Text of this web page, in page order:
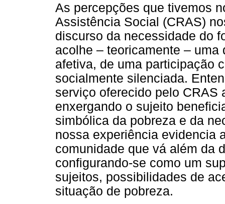
As percepções que tivemos
Assistência Social (CRAS)
discurso da necessidade do
acolhe – teoricamente –
afetiva, de uma participação
socialmente silenciada.
serviço oferecido pelo CRAS
enxergando o sujeito
simbólica da pobreza e da
nossa experiência evidencia
comunidade que vá além da
configurando-se como um
sujeitos, possibilidades de
situação de pobreza.